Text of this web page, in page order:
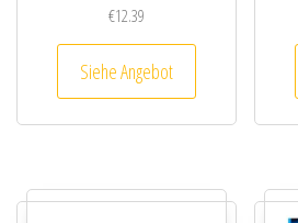
€12.39
Siehe Angebot